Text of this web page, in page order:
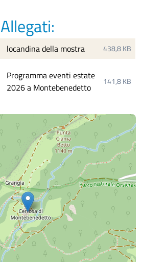
Allegati:
locandina della mostra 438,8 KB
Programma eventi estate
2026 a Montebenedetto
141,8 KB